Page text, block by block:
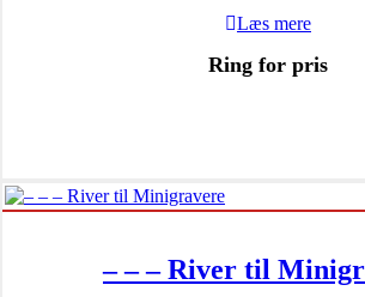
Læs mere
Ring for pris
– – – River til